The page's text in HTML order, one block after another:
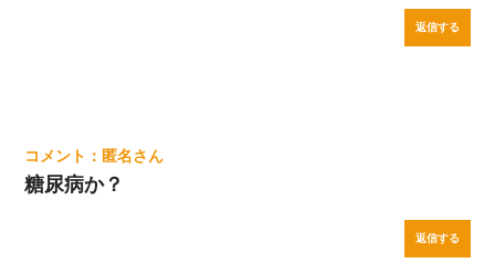
返信する
匿名
糖尿病か？
返信する